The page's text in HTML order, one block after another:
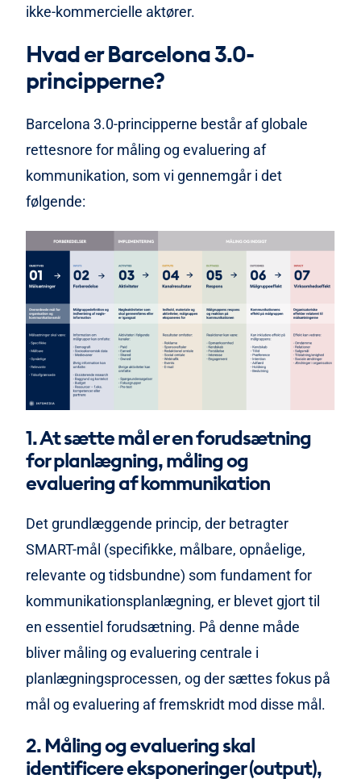
ikke-kommercielle aktører.
Hvad er Barcelona 3.0-
principperne?
Barcelona 3.0-principperne består af globale
rettesnore for måling og evaluering af
kommunikation, som vi gennemgår i det
følgende:
1. At sætte mål er en forudsætning
for planlægning, måling og
evaluering af kommunikation
Det grundlæggende princip, der betragter
SMART-mål (specifikke, målbare, opnåelige,
relevante og tidsbundne) som fundament for
kommunikationsplanlægning, er blevet gjort til
en essentiel forudsætning. På denne måde
bliver måling og evaluering centrale i
planlægningsprocessen, og der sættes fokus på
mål og evaluering af fremskridt mod disse mål.
2. Måling og evaluering skal
identificere eksponeringer (output),